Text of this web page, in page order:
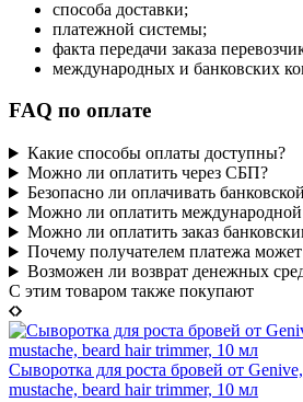
способа доставки;
платежной системы;
факта передачи заказа
международных и банковских
FAQ по оплате
Какие способы оплаты доступны?
Можно ли оплатить через СБП?
Безопасно ли оплачивать
Можно ли оплатить международной
Можно ли оплатить заказ
Почему получателем платежа
Возможен ли возврат денежных
C этим товаром также покупают
Сыворотка для роста бровей от
mustache, beard hair trimmer, 10 мл